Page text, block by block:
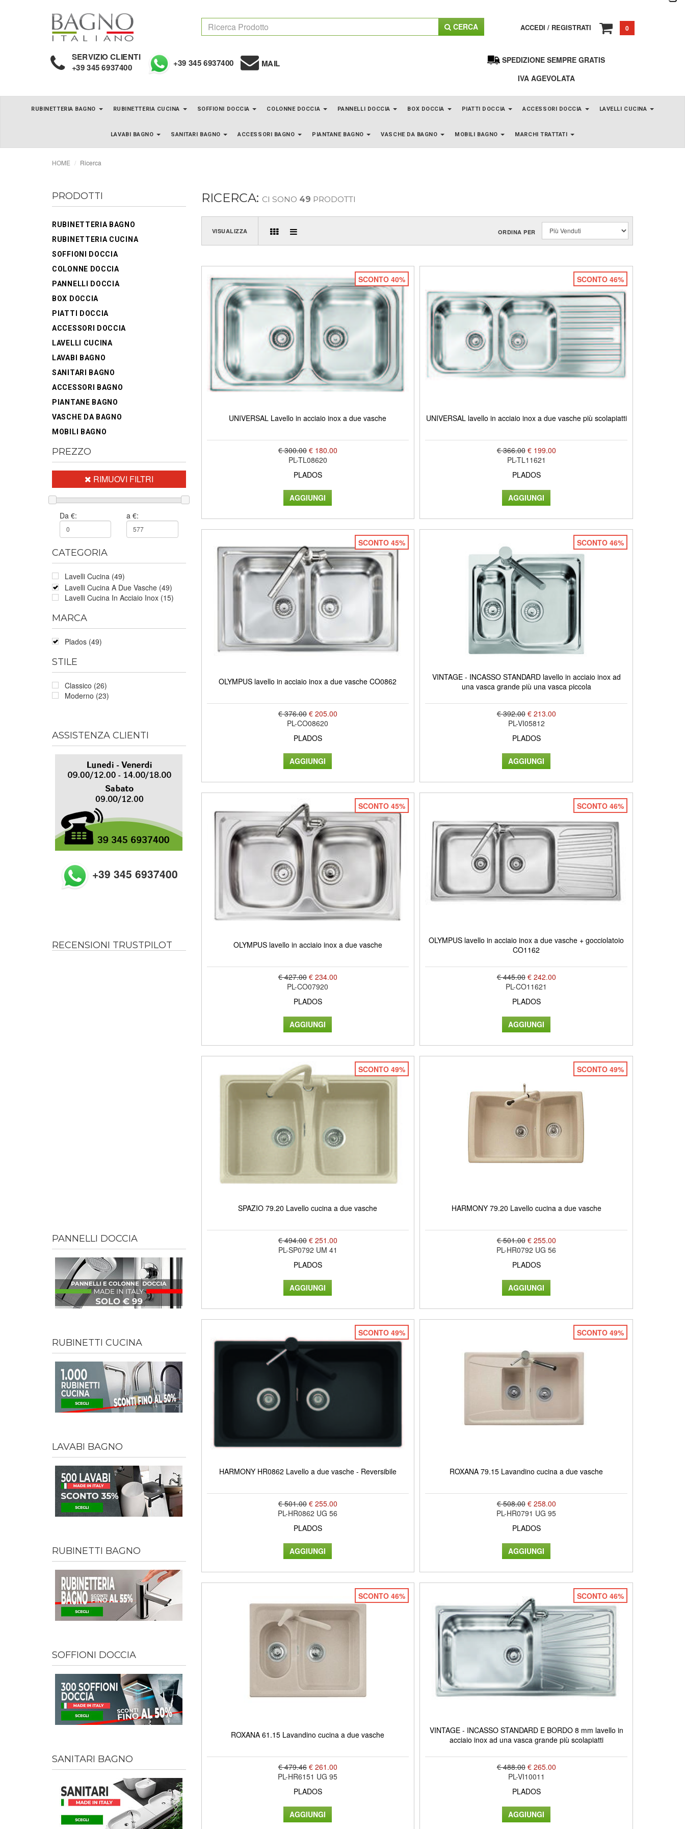
CERCA ACCEDI / REGISTRATI 0
SERVIZIO CLIENTI
+39 345 6937400 +39 345 6937400 MAIL
SPEDIZIONE SEMPRE GRATIS
IVA AGEVOLATA
RUBINETTERIA BAGNO RUBINETTERIA CUCINA SOFFIONI DOCCIA COLONNE DOCCIA PANNELLI DOCCIA BOX DOCCIA PIATTI DOCCIA ACCESSORI DOCCIA LAVELLI CUCINA
LAVABI BAGNO SANITARI BAGNO ACCESSORI BAGNO PIANTANE BAGNO VASCHE DA BAGNO MOBILI BAGNO MARCHI TRATTATI
HOME Ricerca
PRODOTTI
RUBINETTERIA BAGNO
RUBINETTERIA CUCINA
SOFFIONI DOCCIA
COLONNE DOCCIA
PANNELLI DOCCIA
BOX DOCCIA
PIATTI DOCCIA
ACCESSORI DOCCIA
LAVELLI CUCINA
LAVABI BAGNO
SANITARI BAGNO
ACCESSORI BAGNO
PIANTANE BAGNO
VASCHE DA BAGNO
MOBILI BAGNO
PREZZO
RIMUOVI FILTRI
Da €: a €:
CATEGORIA
Lavelli Cucina (49)
Lavelli Cucina A Due Vasche (49)
Lavelli Cucina In Acciaio Inox (15)
MARCA
Plados (49)
STILE
Classico (26)
Moderno (23)
ASSISTENZA CLIENTI
+39 345 6937400
RECENSIONI TRUSTPILOT
PANNELLI DOCCIA
RUBINETTI CUCINA
LAVABI BAGNO
RUBINETTI BAGNO
SOFFIONI DOCCIA
SANITARI BAGNO
RICERCA: CI SONO 49 PRODOTTI
VISUALIZZA ORDINA PER
SCONTO 40%
UNIVERSAL Lavello in acciaio inox a due vasche
€ 300.00 € 180.00
PL-TL08620
PLADOS
SCONTO 46%
UNIVERSAL lavello in acciaio inox a due vasche più scolapiatti
€ 366.00 € 199.00
PL-TL11621
PLADOS
SCONTO 45%
OLYMPUS lavello in acciaio inox a due vasche CO0862
€ 376.00 € 205.00
PL-CO08620
PLADOS
SCONTO 46%
VINTAGE - INCASSO STANDARD lavello in acciaio inox ad
una vasca grande più una vasca piccola
€ 392.00 € 213.00
PL-VI05812
PLADOS
SCONTO 45%
OLYMPUS lavello in acciaio inox a due vasche
€ 427.00 € 234.00
PL-CO07920
PLADOS
SCONTO 46%
OLYMPUS lavello in acciaio inox a due vasche + gocciolatoio
CO1162
€ 445.00 € 242.00
PL-CO11621
PLADOS
SCONTO 49%
SPAZIO 79.20 Lavello cucina a due vasche
€ 494.00 € 251.00
PL-SP0792 UM 41
PLADOS
SCONTO 49%
HARMONY 79.20 Lavello cucina a due vasche
€ 501.00 € 255.00
PL-HR0792 UG 56
PLADOS
SCONTO 49%
HARMONY HR0862 Lavello a due vasche - Reversibile
€ 501.00 € 255.00
PL-HR0862 UG 56
PLADOS
SCONTO 49%
ROXANA 79.15 Lavandino cucina a due vasche
€ 508.00 € 258.00
PL-HR0791 UG 95
PLADOS
SCONTO 46%
ROXANA 61.15 Lavandino cucina a due vasche
€ 479.46 € 261.00
PL-HR6151 UG 95
PLADOS
SCONTO 46%
VINTAGE - INCASSO STANDARD E BORDO 8 mm lavello in
acciaio inox ad una vasca grande più scolapiatti
€ 488.00 € 265.00
PL-VI10011
PLADOS